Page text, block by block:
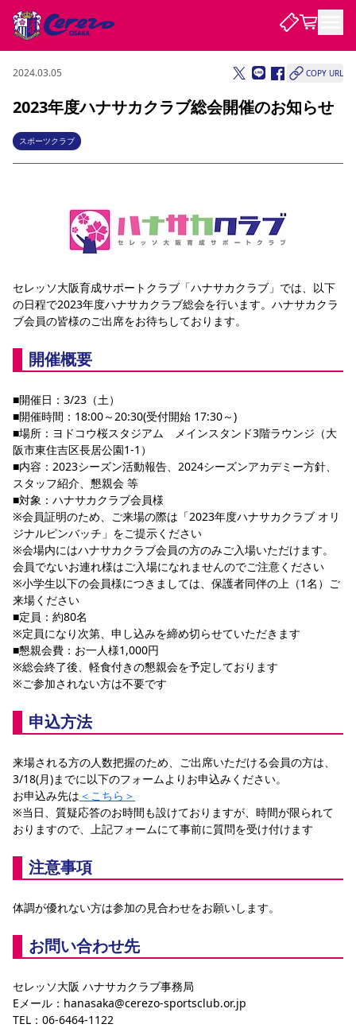
試合・チーム
試合について
試合日程 / 結果 順位表
選手・スタッフ スケジュール メディア情報 アクセス レディース
アカデミー
ハナサカプレーヤー 歴代所属選手
観戦する
チケット情報 販売スケジュール 価格・席種 購入方法
シーズンシート 法人シーズンシート 福祉サービス 団体チケット
特定興行入場券 譲渡サービス リセールサービス
初めて観戦ガイド キッズ向けサービス グルメ
マッチデープログラム
観戦マナー&ルール
ビジターサポーター観戦ガイド 公式アプリ
YANMAR HANASAKA STADIUM
DAZNで観戦
DAZNで観戦
アウェイツアー
アウェイツアー
よくある質問
よくある質問
セレッソ大阪について
サポートする
パートナー企業募集中 セレッソ大阪VISAカード
Lise（ライセンスビジネス）
サステナビリティポリシー SDGsのゴール
インパクトレポート
活動レポート SPORT POSITIVE LEAGUES 取り組み実績
スポーツクラブ
スポーツクラブ
関連団体/施設
長居公園 セレッソフットサルパーク セレッソフットサルパーク長居
セレッソスポーツパーク舞洲 YANMAR HANASAKA STADIUM
セレッソ大阪アカデミー 子供のサッカースクール
大人のサッカースクール その他スポーツクラブ
ファンクラブ
ファンクラブ
SAKURA SOCIO 招待券引換方法 まいセレチケット
ニュース
ニュース
レディース
アカデミー
2024.03.05 COPY URL
2023年度ハナサカクラブ総会開催のお知らせ
スポーツクラブ
セレッソ大阪育成サポートクラブ「ハナサカクラブ」では、以下
の日程で2023年度ハナサカクラブ総会を行います。ハナサカクラ
ブ会員の皆様のご出席をお待ちしております。
開催概要
■開催日：3/23（土）
■開催時間：18:00～20:30(受付開始 17:30～)
■場所：ヨドコウ桜スタジアム　メインスタンド3階ラウンジ（大
阪市東住吉区長居公園1-1）
■内容：2023シーズン活動報告、2024シーズンアカデミー方針、
スタッフ紹介、懇親会 等
■対象：ハナサカクラブ会員様
※会員証明のため、ご来場の際は「2023年度ハナサカクラブ オリ
ジナルピンバッチ」をご提示ください
※会場内にはハナサカクラブ会員の方のみご入場いただけます。
会員でないお連れ様はご入場になれませんのでご注意ください
※小学生以下の会員様につきましては、保護者同伴の上（1名）ご
来場ください
■定員：約80名
※定員になり次第、申し込みを締め切らせていただきます
■懇親会費：お一人様1,000円
※総会終了後、軽食付きの懇親会を予定しております
※ご参加されない方は不要です
申込方法
来場される方の人数把握のため、ご出席いただける会員の方は、
3/18(月)までに以下のフォームよりお申込みください。
お申込み先は ＜こちら＞
※当日、質疑応答のお時間も設けておりますが、時間が限られて
おりますので、上記フォームにて事前に質問を受け付けます
注意事項
体調が優れない方は参加の見合わせをお願いします。
お問い合わせ先
セレッソ大阪 ハナサカクラブ事務局
Eメール：hanasaka@cerezo-sportsclub.or.jp
TEL：06-6464-1122